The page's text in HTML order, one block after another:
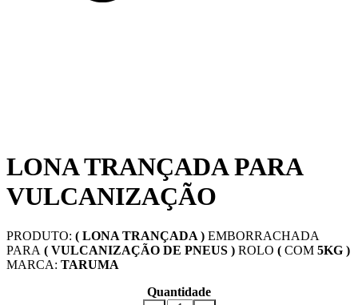
LONA TRANÇADA PARA
VULCANIZAÇÃO
PRODUTO: ( LONA TRANÇADA ) EMBORRACHADA
PARA ( VULCANIZAÇÃO DE PNEUS ) ROLO ( COM 5KG )
MARCA: TARUMA
Quantidade